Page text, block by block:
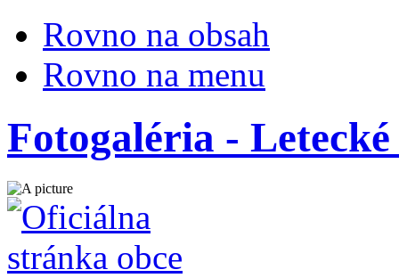
Rovno na obsah
Rovno na menu
Fotogaléria -